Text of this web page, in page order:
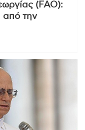
(FAO):
από την